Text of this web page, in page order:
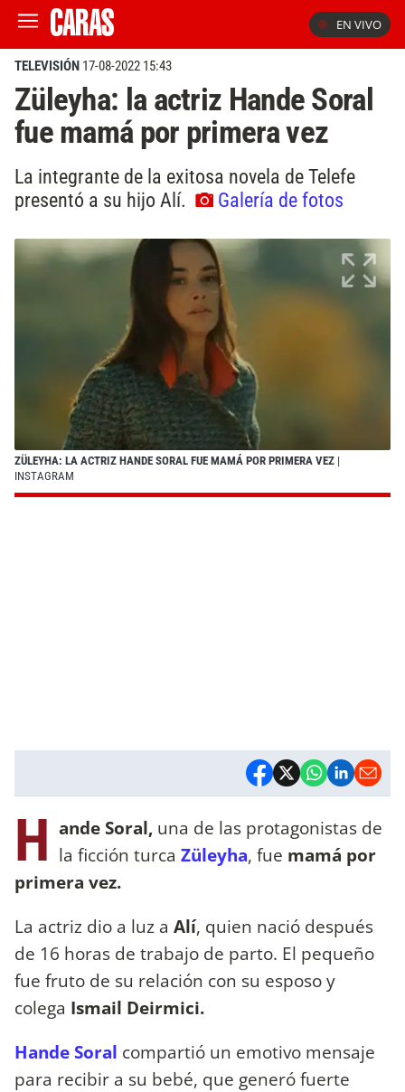
EN VIVO
TELEVISIÓN 17-08-2022 15:43
Züleyha: la actriz Hande Soral
fue mamá por primera vez
La integrante de la exitosa novela de Telefe
presentó a su hijo Alí.
Galería de fotos
ZÜLEYHA: LA ACTRIZ HANDE SORAL FUE MAMÁ POR PRIMERA VEZ |
INSTAGRAM
H ande Soral, una de las protagonistas de
la ficción turca Züleyha, fue mamá por
primera vez.
La actriz dio a luz a Alí, quien nació después
de 16 horas de trabajo de parto. El pequeño
fue fruto de su relación con su esposo y
colega Ismail Deirmici.
Hande Soral compartió un emotivo mensaje
para recibir a su bebé, que generó fuerte